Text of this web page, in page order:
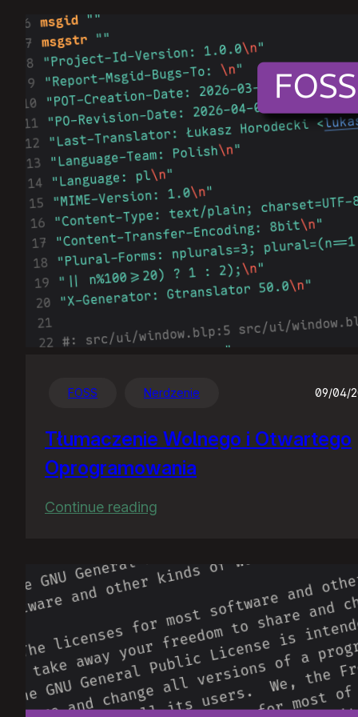
FOSS Nerdzenie 09/04/
Tłumaczenie Wolnego i Otwartego
Oprogramowania
Continue reading
i
Otwartego
Oprogramowania